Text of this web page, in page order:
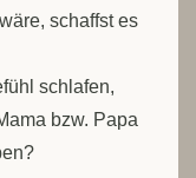
schaffst es
schlafen,
bzw. Papa